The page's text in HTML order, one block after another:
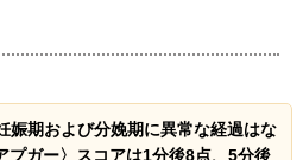
娠期および分娩期に異常な経過はな
ガー〉スコアは1分後8点、5分後